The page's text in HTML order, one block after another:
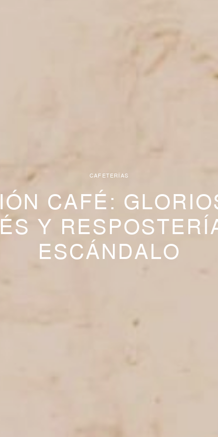
CAFETERÍAS
CAFÉ:
Y
ESCÁNDALO